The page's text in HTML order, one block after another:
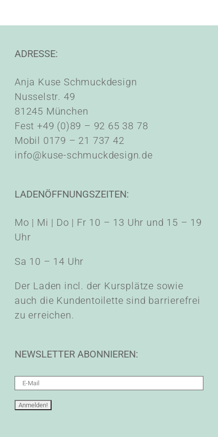
ADRESSE:
Anja Kuse Schmuckdesign
Nusselstr. 49
81245 München
Fest +49 (0)89 – 92 65 38 78
Mobil 0179 – 21 737 42
info@kuse-schmuckdesign.de
LADENÖFFNUNGSZEITEN:
Mo | Mi | Do | Fr 10 – 13 Uhr und 15 – 19
Uhr
Sa 10 – 14 Uhr
Der Laden incl. der Kursplätze sowie
auch die Kundentoilette sind barrierefrei
zu erreichen.
NEWSLETTER ABONNIEREN: